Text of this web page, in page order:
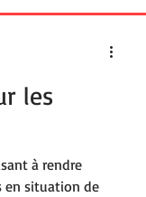
les
à rendre
en situation de